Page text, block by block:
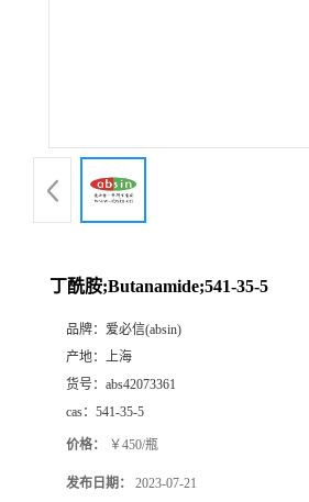
丁酰胺;Butanamide;541-35-5
品牌： 爱必信(absin)
产地： 上海
货号： abs42073361
cas： 541-35-5
价格： ￥450/瓶
发布日期： 2023-07-21